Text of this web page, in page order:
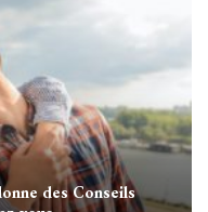
des Conseils